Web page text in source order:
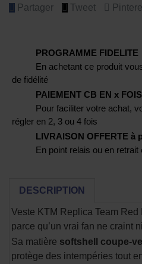
Partager Tweet
PROGRAMME FIDELITE
En achetant ce produit
de fidélité
PAIEMENT CB EN x FOIS
Pour faciliter votre achat,
régler en 2, 3 ou 4 fois
LIVRAISON OFFERTE à
En point relais ou en retrait
DESCRIPTION
Veste KTM Replica Team
parce qu’un vrai fan ne craint
Sa matière softshell coupe-
protège des intempéries tout